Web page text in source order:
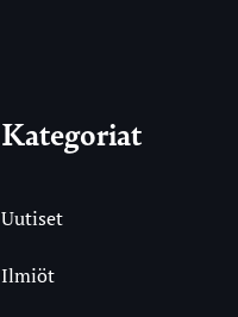
Kategoriat
Uutiset
Ilmiöt